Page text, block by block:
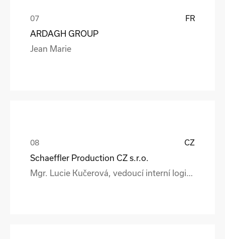
FR
ARDAGH GROUP
Jean Marie
CZ
Schaeffler Production CZ s.r.o.